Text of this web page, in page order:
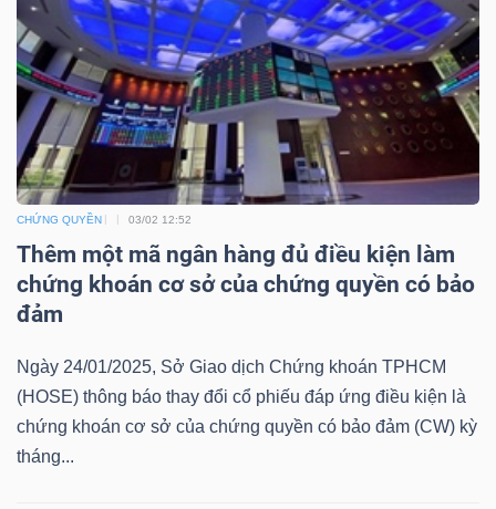
CHỨNG QUYỀN 03/02 12:52
Thêm một mã ngân hàng đủ điều kiện làm
chứng khoán cơ sở của chứng quyền có bảo
đảm
Ngày 24/01/2025, Sở Giao dịch Chứng khoán TPHCM
(HOSE) thông báo thay đổi cổ phiếu đáp ứng điều kiện là
chứng khoán cơ sở của chứng quyền có bảo đảm (CW) kỳ
tháng...
BẤT
ĐỘNG
SẢN
Mã
chứng
khoán
Tất cả Cổ phiếu Chỉ số Chứng chỉ quỹ Chứng
Lãnh